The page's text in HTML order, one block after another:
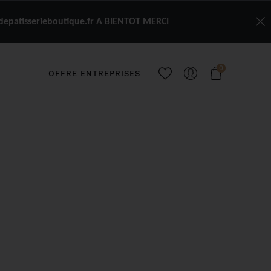
A BIENTOT MERCI
OFFRE ENTREPRISES
0